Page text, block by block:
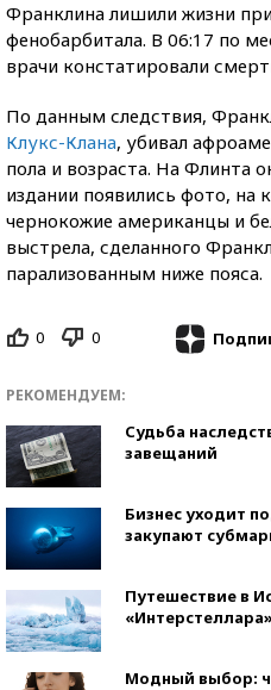
Франклина лишили жизни
фенобарбитала. В 06:17 по
врачи констатировали
По данным следствия,
Клукс-Клана, убивал
пола и возраста. На Флинта
издании появились фото, на
чернокожие американцы и
выстрела, сделанного
парализованным ниже пояса.
0 0
РЕКОМЕНДУЕМ:
Судьба
завещаний
Бизнес уходит
закупают
Путешествие в
«Интерстеллара»
Модный выбор: